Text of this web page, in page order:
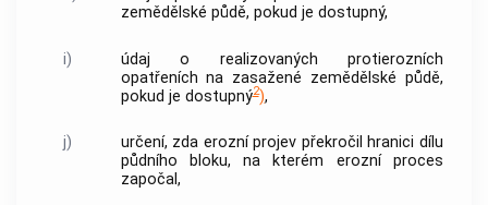
zemědělské půdě, pokud je dostupný,
i)
údaj o realizovaných protierozních
opatřeních na zasažené zemědělské půdě,
pokud je dostupný2),
j)
určení, zda erozní projev překročil hranici dílu
půdního bloku, na kterém erozní proces
započal,